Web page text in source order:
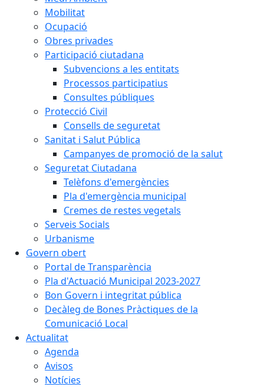
Mobilitat
Ocupació
Obres privades
Participació ciutadana
Subvencions a les entitats
Processos participatius
Consultes públiques
Protecció Civil
Consells de seguretat
Sanitat i Salut Pública
Campanyes de promoció de la salut
Seguretat Ciutadana
Telèfons d'emergències
Pla d'emergència municipal
Cremes de restes vegetals
Serveis Socials
Urbanisme
Govern obert
Portal de Transparència
Pla d'Actuació Municipal 2023-2027
Bon Govern i integritat pública
Decàleg de Bones Pràctiques de la
Comunicació Local
Actualitat
Agenda
Avisos
Notícies